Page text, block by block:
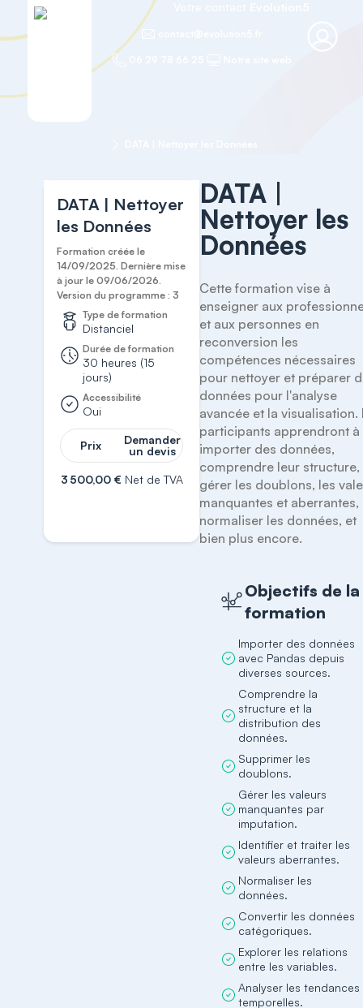
DATA | Nettoyer
les Données
Formation créée le
14/09/2025. Dernière mise
à jour le 09/06/2026.
Version du programme : 3
Type de formation
Distanciel
Durée de formation
30 heures (15
jours)
Accessibilité
Oui
Prix
Demander
un devis
3 500,00 € Net de TVA
DATA |
Nettoyer les
Données
Cette formation vise à
enseigner aux
et aux personnes en
reconversion les
compétences nécessaires
pour nettoyer et préparer
données pour l'analyse
avancée et la visualisation.
participants apprendront à
importer des données,
comprendre leur structure,
gérer les doublons, les
manquantes et aberrantes,
normaliser les données, et
bien plus encore.
Objectifs de la
formation
Importer des données
avec Pandas depuis
diverses sources.
Comprendre la
structure et la
distribution des
données.
Supprimer les
doublons.
Gérer les valeurs
manquantes par
imputation.
Identifier et traiter les
valeurs aberrantes.
Normaliser les
données.
Convertir les données
catégoriques.
Explorer les relations
entre les variables.
Analyser les tendances
temporelles.